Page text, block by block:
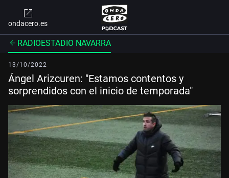
ondacero.es
RADIOESTADIO NAVARRA
13/10/2022
Ángel Arizcuren: "Estamos contentos y
sorprendidos con el inicio de temporada"